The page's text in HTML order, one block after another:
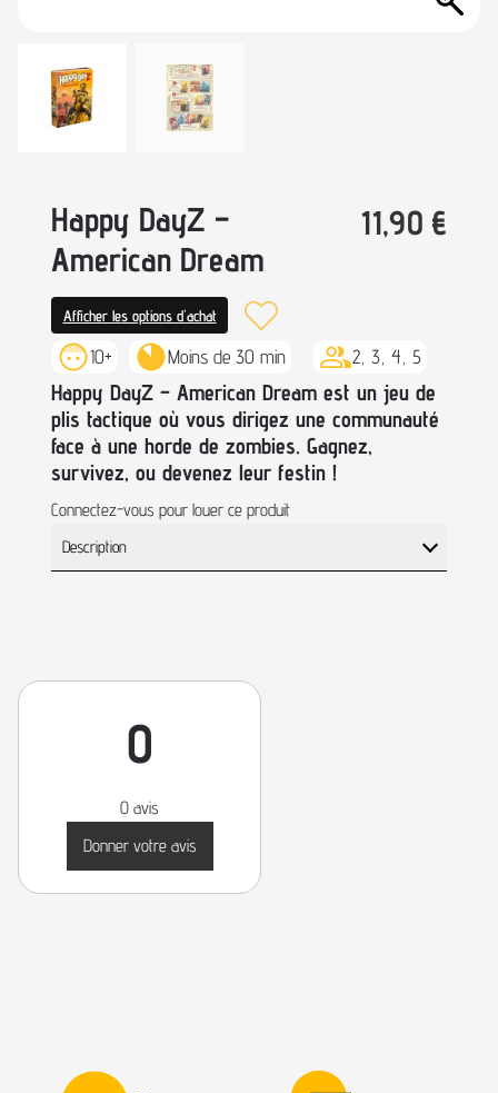
Happy DayZ –
American Dream
11,90 €
Afficher les options d'achat
10+ Moins de 30 min 2, 3, 4, 5
Happy DayZ – American Dream est un jeu de
plis tactique où vous dirigez une communauté
face à une horde de zombies. Gagnez,
survivez, ou devenez leur festin !
Connectez-vous pour louer ce produit
Description
0
0 avis
Donner votre avis